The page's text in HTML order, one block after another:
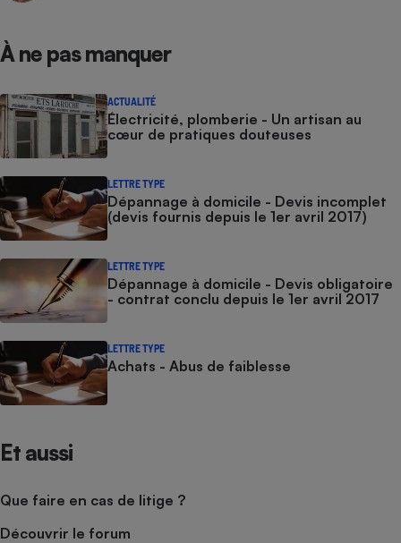
À ne pas manquer
ACTUALITÉ
Électricité, plomberie - Un artisan au
cœur de pratiques douteuses
LETTRE TYPE
Dépannage à domicile - Devis incomplet
(devis fournis depuis le 1er avril 2017)
LETTRE TYPE
Dépannage à domicile - Devis obligatoire
- contrat conclu depuis le 1er avril 2017
LETTRE TYPE
Achats - Abus de faiblesse
Et aussi
Que faire en cas de litige ?
Découvrir le forum